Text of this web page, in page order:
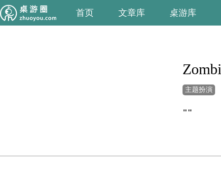
首页 文章库 桌游库
主题扮演
""